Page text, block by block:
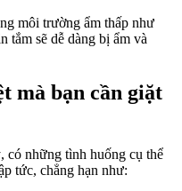
môi trường ẩm thấp như
tắm sẽ dễ dàng bị ẩm và
mà bạn cần giặt
có những tình huống cụ thể
tức, chẳng hạn như: